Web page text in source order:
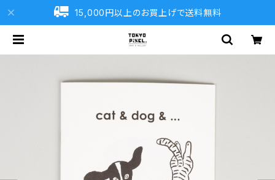
15,000円以上のお買上げで送料無料